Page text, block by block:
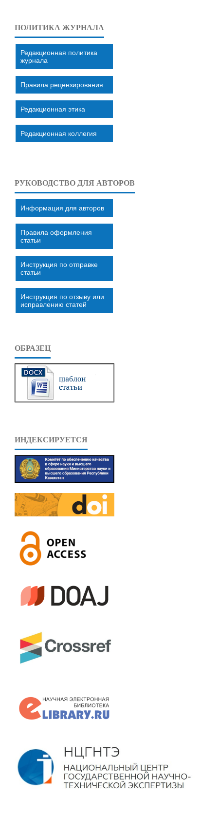
ПОЛИТИКА ЖУРНАЛА
Редакционная политика
журнала
Правила рецензирования
Редакционная этика
Редакционная коллегия
РУКОВОДСТВО ДЛЯ АВТОРОВ
Информация для авторов
Правила оформления
статьи
Инструкция по отправке
статьи
Инструкция по отзыву или
исправлению статей
ОБРАЗЕЦ
ИНДЕКСИРУЕТСЯ